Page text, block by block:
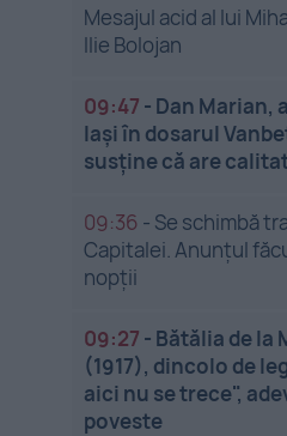
Mesajul acid al lui
Ilie Bolojan
09:47 - Dan Marian,
Iași în dosarul
susține că are
09:36 - Se schimbă
Capitalei. Anunțul
nopții
09:27 - Bătălia de la
(1917), dincolo de
aici nu se trece",
poveste